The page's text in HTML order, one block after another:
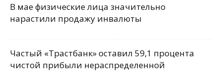
В мае физические лица значительно
нарастили продажу инвалюты
Частый «Трастбанк» оставил 59,1 процента
чистой прибыли нераспределенной